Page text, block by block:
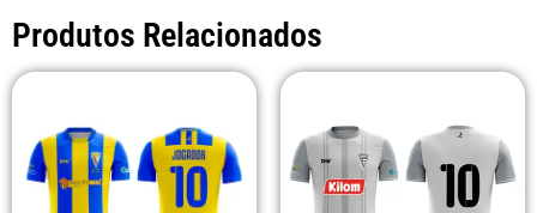
Produtos Relacionados